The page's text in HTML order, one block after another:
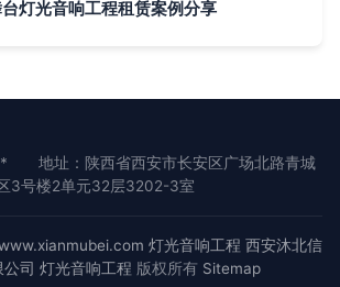
灯光音响工程租赁案例分享
地址：陕西省西安市长安区广场北路青城
3号楼2单元32层3202-3室
灯光音响工程 西安沐北信
司 灯光音响工程 版权所有 Sitemap